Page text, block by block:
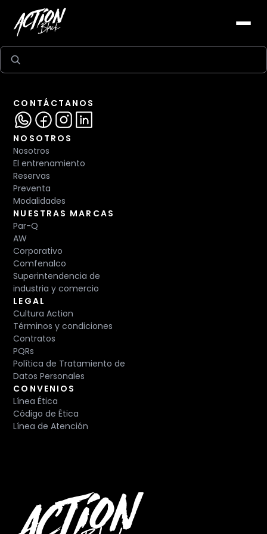
CONTÁCTANOS
NOSOTROS
Nosotros
El entrenamiento
Reservas
Preventa
Modalidades
NUESTRAS MARCAS
Par-Q
AW
Corporativo
Comfenalco
Superintendencia de
industria y comercio
LEGAL
Cultura Action
Términos y condiciones
Contratos
PQRs
Política de Tratamiento de
Datos Personales
CONVENIOS
Línea Ética
Código de Ética
Línea de Atención